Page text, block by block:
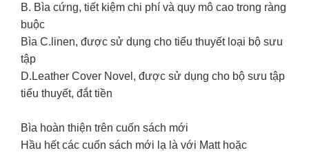
B. Bìa cứng, tiết kiệm chi phí và quy mô cao trong ràng
buộc
Bìa C.linen, được sử dụng cho tiểu thuyết loại bộ sưu
tập
D.Leather Cover Novel, được sử dụng cho bộ sưu tập
tiểu thuyết, đắt tiền
Bìa hoàn thiện trên cuốn sách mới
Hầu hết các cuốn sách mới lạ là với Matt hoặc